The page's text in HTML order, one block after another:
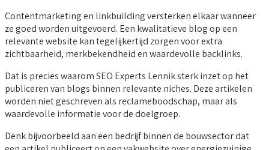
Contentmarketing en linkbuilding versterken elkaar wanneer
ze goed worden uitgevoerd. Een kwalitatieve blog op een
relevante website kan tegelijkertijd zorgen voor extra
zichtbaarheid, merkbekendheid en waardevolle backlinks.
Dat is precies waarom SEO Experts Lennik sterk inzet op het
publiceren van blogs binnen relevante niches. Deze artikelen
worden niet geschreven als reclameboodschap, maar als
waardevolle informatie voor de doelgroep.
Denk bijvoorbeeld aan een bedrijf binnen de bouwsector dat